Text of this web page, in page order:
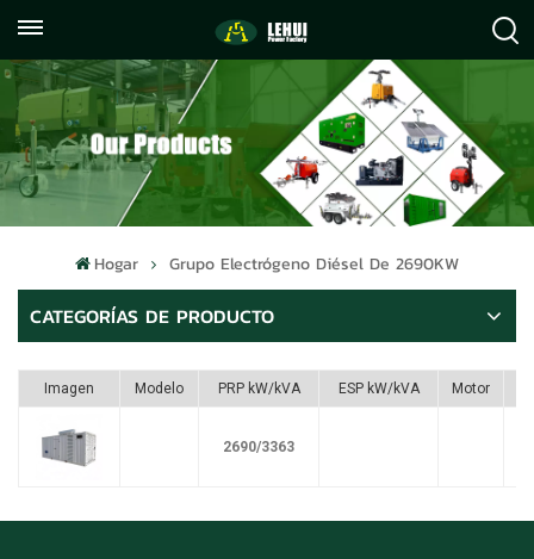
059122071372
info@lehuipowerfactory.com
Hogar Grupo Electrógeno Diésel De 2690KW
CATEGORÍAS DE PRODUCTO
Imagen Modelo PRP kW/kVA ESP kW/kVA Motor
2690/3363